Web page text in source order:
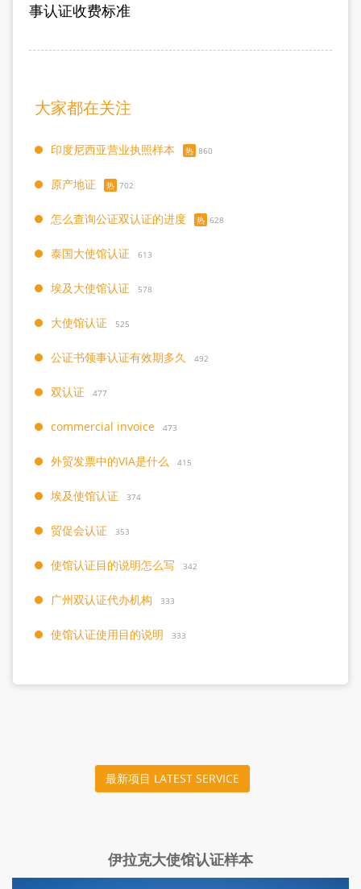
事认证收费标准
大家都在关注
印度尼西亚营业执照样本 热 860
原产地证 热 702
怎么查询公证双认证的进度 热 628
泰国大使馆认证 613
埃及大使馆认证 578
大使馆认证 525
公证书领事认证有效期多久 492
双认证 477
commercial invoice 473
外贸发票中的VIA是什么 415
埃及使馆认证 374
贸促会认证 353
使馆认证目的说明怎么写 342
广州双认证代办机构 333
使馆认证使用目的说明 333
最新项目 LATEST SERVICE
伊拉克大使馆认证样本